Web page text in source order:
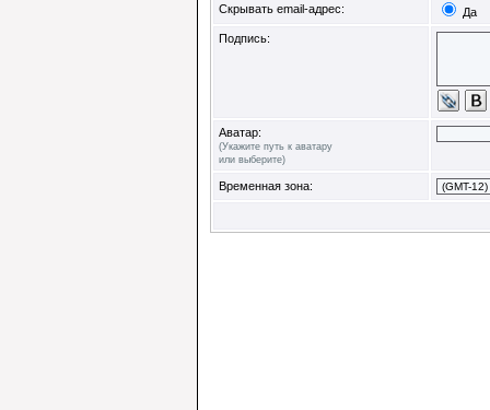
Скрывать email-адрес:
Да
Подпись:
Аватар:
(Укажите путь к аватару
или выберите)
Временная зона: